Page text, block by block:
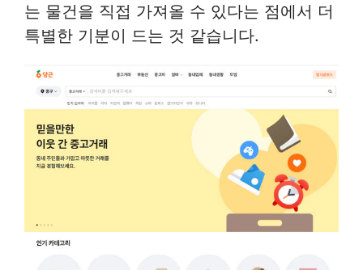
는 물건을 직접 가져올 수 있다는 점에서 더
특별한 기분이 드는 것 같습니다.